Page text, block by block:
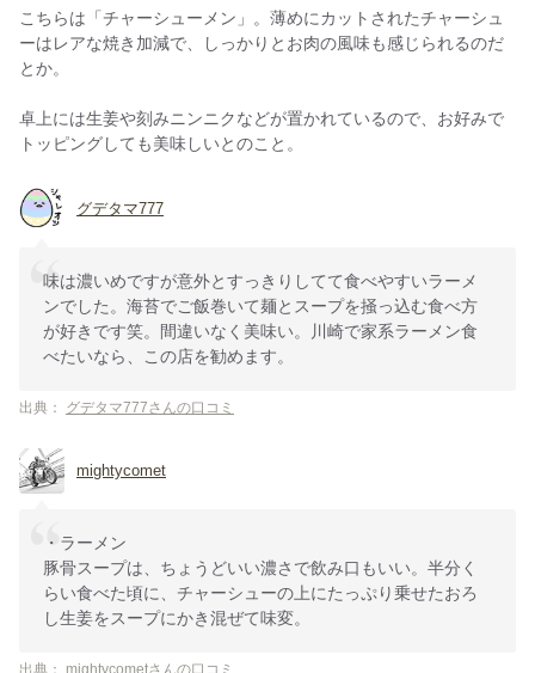
こちらは「チャーシューメン」。薄めにカットされたチャーシュ
ーはレアな焼き加減で、しっかりとお肉の風味も感じられるのだ
とか。
卓上には生姜や刻みニンニクなどが置かれているので、お好みで
トッピングしても美味しいとのこと。
グデタマ777
味は濃いめですが意外とすっきりしてて食べやすいラーメ
ンでした。海苔でご飯巻いて麺とスープを掻っ込む食べ方
が好きです笑。間違いなく美味い。川崎で家系ラーメン食
べたいなら、この店を勧めます。
出典： グデタマ777さんの口コミ
mightycomet
・ラーメン
豚骨スープは、ちょうどいい濃さで飲み口もいい。半分く
らい食べた頃に、チャーシューの上にたっぷり乗せたおろ
し生姜をスープにかき混ぜて味変。
出典： mightycometさんの口コミ